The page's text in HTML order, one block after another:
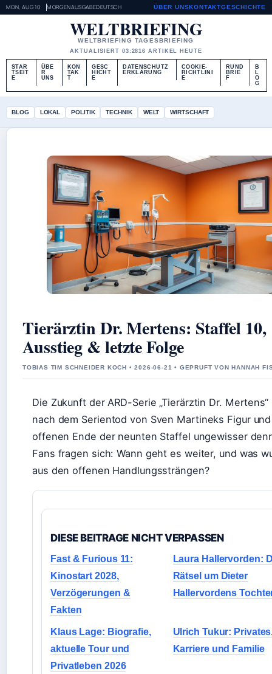
MON, AUG 10 MORGENAUSGABEDEUTSCH ÜBER UNSKONTAKTGESCHICHTE
WELTBRIEFING
WELTBRIEFING TAGESBRIEFING
AKTUALISIERT 03:2816 ARTIKEL HEUTE
STAR
TSEIT
E
ÜBE
R
UNS
KON
TAK
T
GESC
HICHT
E
DATENSCHUTZ
ERKLÄRUNG
COOKIE-
RICHTLINI
E
RUND
BRIE
F
B
L
O
G
BLOG LOKAL POLITIK TECHNIK WELT WIRTSCHAFT
Tierärztin Dr. Mertens: Staffel 10,
Ausstieg & letzte Folge
TOBIAS TIM SCHNEIDER KOCH • 2026-06-21 • GEPRUFT VON HANNAH
Die Zukunft der ARD-Serie „Tierärztin Dr. Mertens“
nach dem Serientod von Sven Martineks Figur
offenen Ende der neunten Staffel ungewisser
Fans fragen sich: Wann geht es weiter, und was
aus den offenen Handlungssträngen?
DIESE BEITRAGE NICHT VERPASSEN
Fast & Furious 11:
Kinostart 2028,
Verzögerungen &
Fakten
Laura Hallervorden:
Rätsel um Dieter
Hallervordens
Klaus Lage: Biografie,
aktuelle Tour und
Privatleben 2026
Ulrich Tukur:
Karriere und Familie